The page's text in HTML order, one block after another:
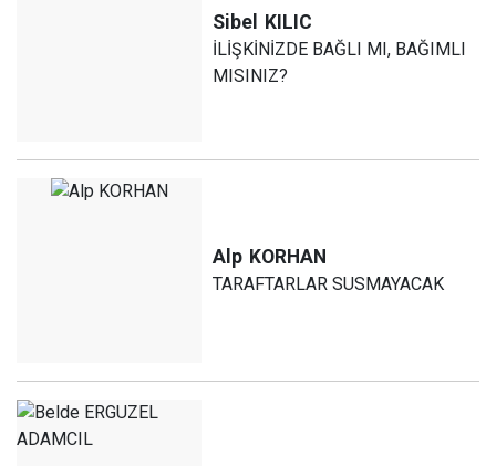
Sibel KILIC
İLİŞKİNİZDE BAĞLI MI, BAĞIMLI
MISINIZ?
Alp KORHAN
TARAFTARLAR SUSMAYACAK